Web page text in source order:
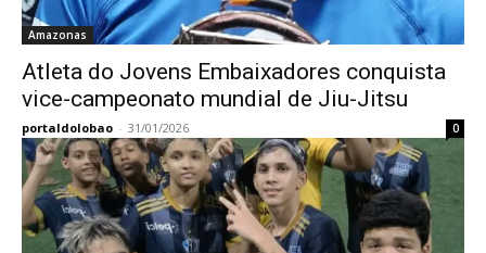
Amazonas
Atleta do Jovens Embaixadores conquista
vice-campeonato mundial de Jiu-Jitsu
portaldolobao - 31/01/2026 0